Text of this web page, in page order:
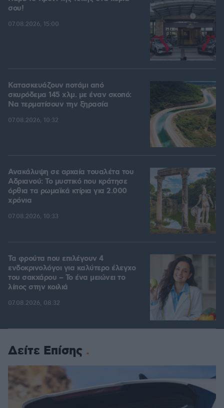
σου!
07.08.2026, 15:00
Κατασκευάζουν ποτάμι από
σκυρόδεμα 145 χλμ. με έναν σκοπό:
Να τερματίσουν την ξηρασία
07.08.2026, 10:32
Ανακάλυψη σε αρχαία τουαλέτα του
Αδριανού: Το μυστικό που κράτησε
όρθια τα ρωμαϊκά κτίρια για 2.000
χρόνια
07.08.2026, 10:33
Τα φρούτα που επιλέγουν 4
ενδοκρινολόγοι για καλύτερο έλεγχο
του σακχάρου – Το ένα μειώνει το
λίπος στην κοιλιά
07.08.2026, 08:32
Δείτε Επίσης